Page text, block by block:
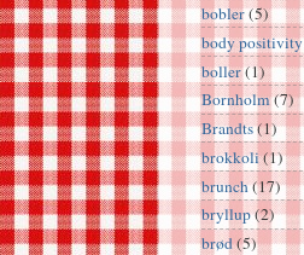
bobler(5)
body positivity
boller(1)
Bornholm(7)
Brandts(1)
brokkoli(1)
brunch(17)
bryllup(2)
brød(5)